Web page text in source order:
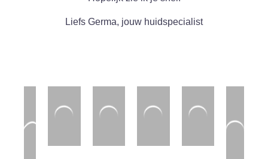
Liefs Germa, jouw huidspecialist